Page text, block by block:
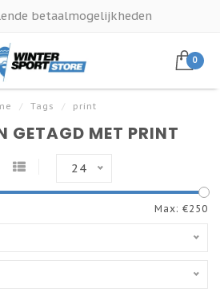
betaalmogelijkheden
0
/ Tags / print
GETAGD MET PRINT
24
Max: €250